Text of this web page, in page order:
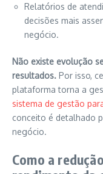
Relatórios de
decisões mais
negócio.
Não existe evolução
resultados. Por isso,
plataforma torna a
sistema de gestão
conceito é detalhado
negócio.
Como a